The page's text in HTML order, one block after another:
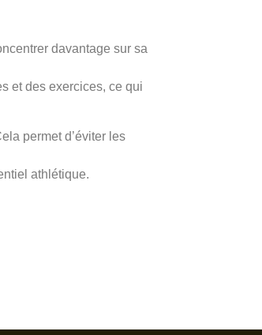
davantage sur sa
et des exercices, ce qui
permet d’éviter les
athlétique.